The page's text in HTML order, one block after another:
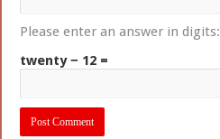
Please enter an answer in digits:
twenty − 12 =